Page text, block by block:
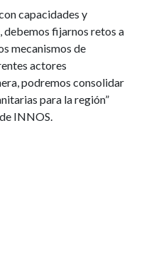
capacidades y
debemos fijarnos retos a
mecanismos de
actores
podremos consolidar
para la región”
INNOS.